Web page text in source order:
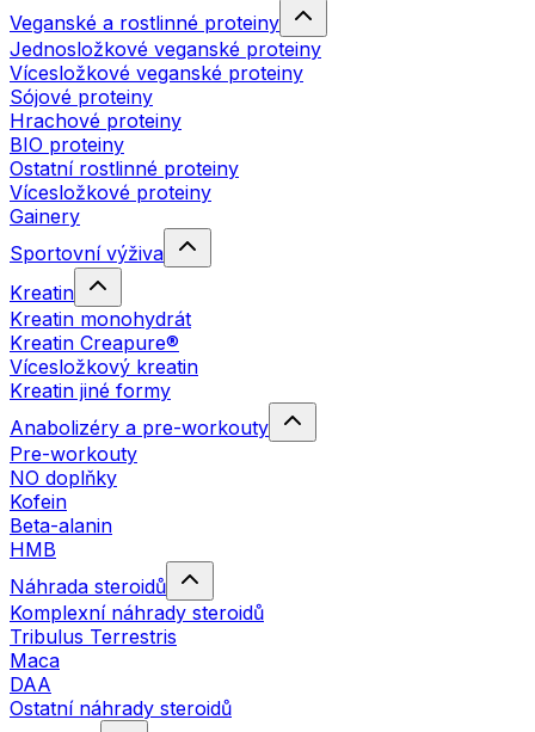
Veganské a rostlinné proteiny
Jednosložkové veganské proteiny
Vícesložkové veganské proteiny
Sójové proteiny
Hrachové proteiny
BIO proteiny
Ostatní rostlinné proteiny
Vícesložkové proteiny
Gainery
Sportovní výživa
Kreatin
Kreatin monohydrát
Kreatin Creapure®
Vícesložkový kreatin
Kreatin jiné formy
Anabolizéry a pre-workouty
Pre-workouty
NO doplňky
Kofein
Beta-alanin
HMB
Náhrada steroidů
Komplexní náhrady steroidů
Tribulus Terrestris
Maca
DAA
Ostatní náhrady steroidů